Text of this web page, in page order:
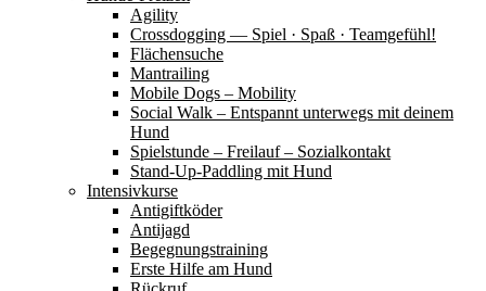
Agility
Crossdogging — Spiel · Spaß · Teamgefühl!
Flächensuche
Mantrailing
Mobile Dogs – Mobility
Social Walk – Entspannt unterwegs mit deinem
Hund
Spielstunde – Freilauf – Sozialkontakt
Stand-Up-Paddling mit Hund
Intensivkurse
Antigiftköder
Antijagd
Begegnungstraining
Erste Hilfe am Hund